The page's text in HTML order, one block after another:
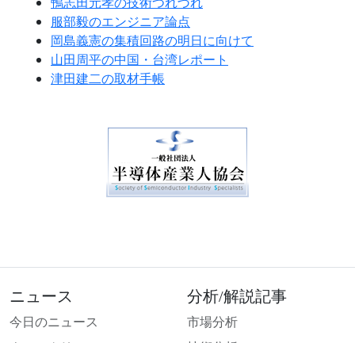
服部毅のエンジニア論点
岡島義憲の集積回路の明日に向けて
山田周平の中国・台湾レポート
津田建二の取材手帳
ニュース
今日のニュース
分析/解説記事
市場分析